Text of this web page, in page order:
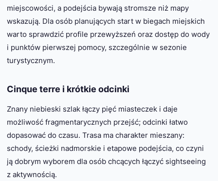
miejscowości, a podejścia bywają stromsze niż mapy
wskazują. Dla osób planujących start w biegach miejskich
warto sprawdzić profile przewyższeń oraz dostęp do wody
i punktów pierwszej pomocy, szczególnie w sezonie
turystycznym.
Cinque terre i krótkie odcinki
Znany niebieski szlak łączy pięć miasteczek i daje
możliwość fragmentarycznych przejść; odcinki łatwo
dopasować do czasu. Trasa ma charakter mieszany:
schody, ścieżki nadmorskie i etapowe podejścia, co czyni
ją dobrym wyborem dla osób chcących łączyć sightseeing
z aktywnością.